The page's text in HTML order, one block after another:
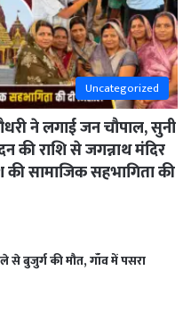
Uncategorized
ने लगाई जन चौपाल, सुनी
की राशि से जगन्नाथ मंदिर
सामाजिक सहभागिता की
से बुजुर्ग की मौत, गाँव में पसरा